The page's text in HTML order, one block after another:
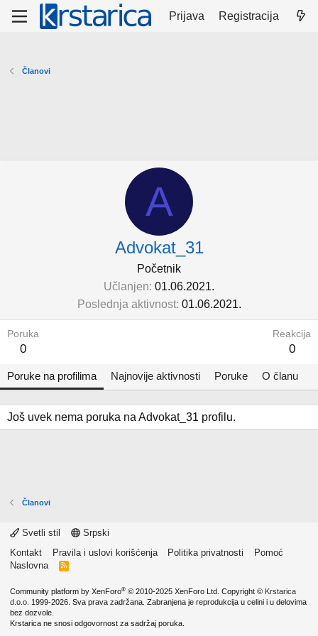
Prijava Registracija
Članovi
A
Advokat_31
Početnik
Učlanjen 01.06.2021.
Poslednja aktivnost 01.06.2021.
Poruka
0
Reakcija
0
Poruke na profilima Najnovije aktivnosti Poruke O članu
Još uvek nema poruka na Advokat_31 profilu.
Članovi
Svetli stil
Srpski
Kontakt
Pravila i uslovi korišćenja Politika privatnosti
Pomoć
Naslovna
R
Community platform by XenForo® © 2010-2025 XenForo Ltd. Copyright © Krstarica
d.o.o. 1999-2026. Sva prava zadržana. Zabranjena je reprodukcija u celini i u delovima
bez dozvole.
Krstarica ne snosi odgovornost za sadržaj poruka.